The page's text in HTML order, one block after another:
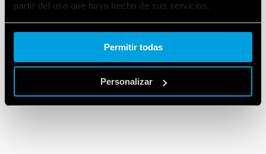
partir del uso que haya hecho de sus servicios.
Cookie policy.
Permitir todas
Personalizar